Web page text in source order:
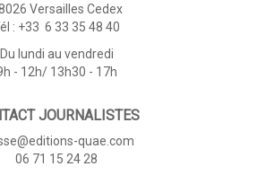
Versailles Cedex
: +33 6 33 35 48 40
Du lundi au vendredi
- 12h/ 13h30 - 17h
JOURNALISTES
quae.com
06 71 15 24 28